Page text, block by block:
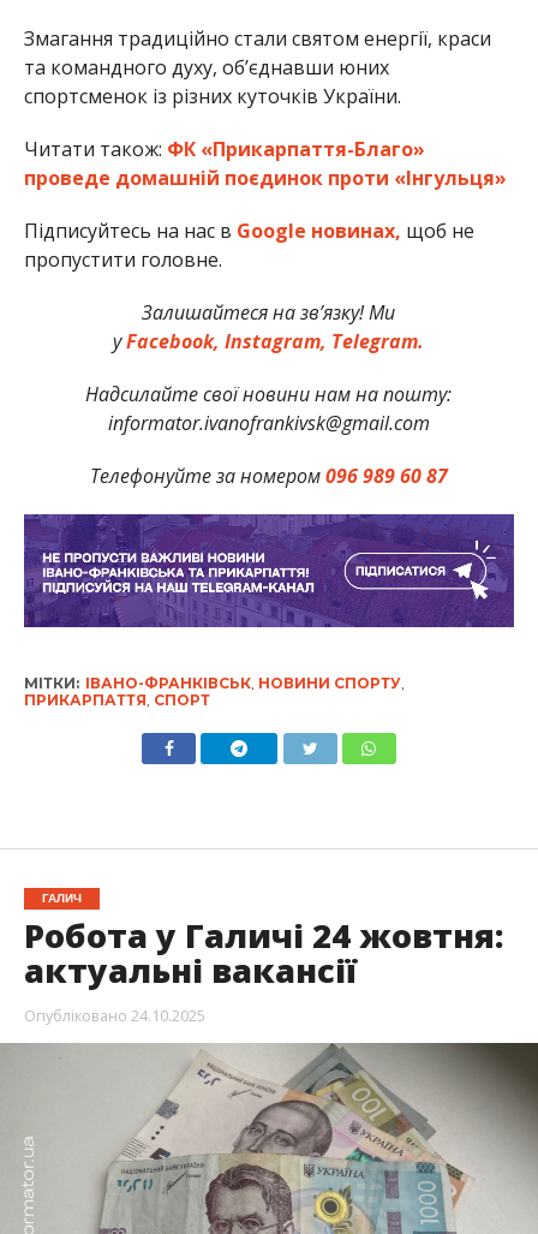
Змагання традиційно стали святом енергії, краси
та командного духу, об’єднавши юних
спортсменок із різних куточків України.
Читати також: ФК «Прикарпаття-Благо»
проведе домашній поєдинок проти «Інгульця»
Підписуйтесь на нас в Google новинах, щоб не
пропустити головне.
Залишайтеся на зв’язку! Ми
уFacebook, Instagram, Telegram.
Надсилайте свої новини нам на пошту:
informator.ivanofrankivsk@gmail.com
Телефонуйте за номером096 989 60 87
МІТКИ: ІВАНО-ФРАНКІВСЬК, НОВИНИ СПОРТУ,
ПРИКАРПАТТЯ СПОРТ
ГАЛИЧ
Робота у Галичі 24 жовтня:
актуальні вакансії
Опубліковано 24.10.2025